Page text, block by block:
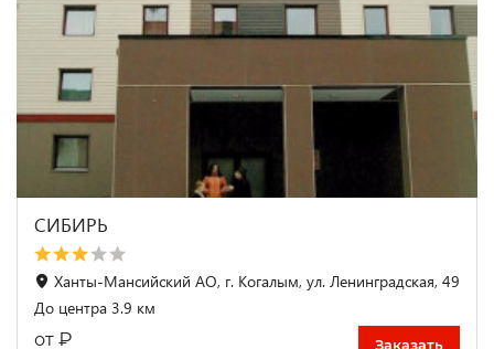
СИБИРЬ
Ханты-Мансийский АО, г. Когалым, ул. Ленинградская, 49
До центра 3.9 км
от ₽ Заказать